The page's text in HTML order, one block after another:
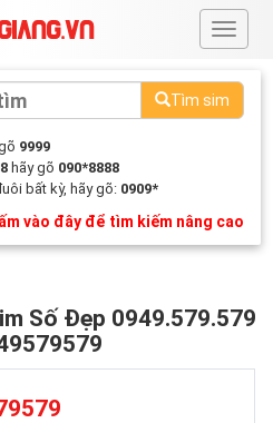
#
Tìm sim
9999
hãy gõ 090*8888
bất kỳ, hãy gõ: 0909*
vào đây để tìm kiếm nâng cao
Số Đẹp 0949.579.579